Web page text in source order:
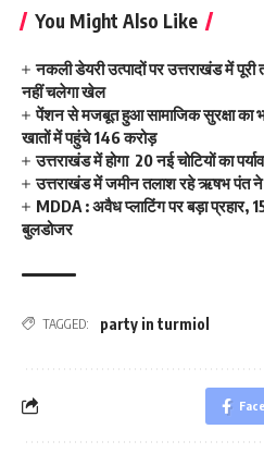
You Might Also Like
नकली डेयरी उत्पादों पर उत्तराखंड में
नहीं चलेगा खेल
पेंशन से मजबूत हुआ सामाजिक सुरक्षा का
खातों में पहुंचे 146 करोड़
उत्तराखंड में होगा 20 नई चोटियों का
उत्तराखंड में जमीन तलाश रहे ऋषभ पंत ने
MDDA : अवैध प्लाटिंग पर बड़ा प्रहार,
बुलडोजर
TAGGED: party in turmiol